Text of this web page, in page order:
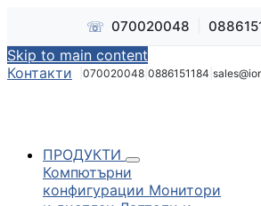
☏ 070020048
Skip to main content
Контакти
070020048 0886151184
ПРОДУКТИ
Компютърни
конфигурации Монитори